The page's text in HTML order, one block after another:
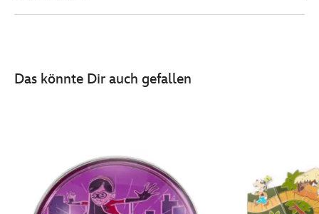
anstecknadel-
http://schema.org/InStock
Das könnte Dir auch gefallen